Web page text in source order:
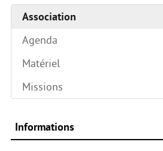
Association
Agenda
Matériel
Missions
Informations